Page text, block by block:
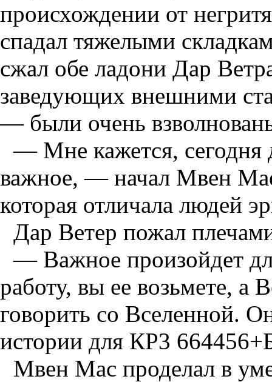
происхождении от
спадал тяжелыми
сжал обе ладони Дар
заведующих внешними
— были очень
— Мне кажется, сегодня
важное, — начал Мвен
которая отличала людей
Дар Ветер пожал
— Важное произойдет
работу, вы ее возьмете, а
говорить со Вселенной.
истории для КР3
Мвен Мас проделал в